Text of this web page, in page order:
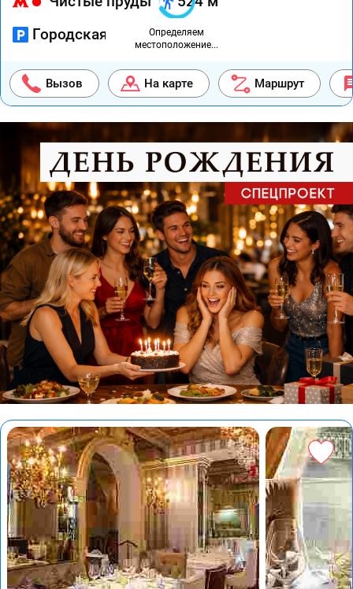
Городская платная
Вызов На карте Маршрут
Определяем
местоположение...